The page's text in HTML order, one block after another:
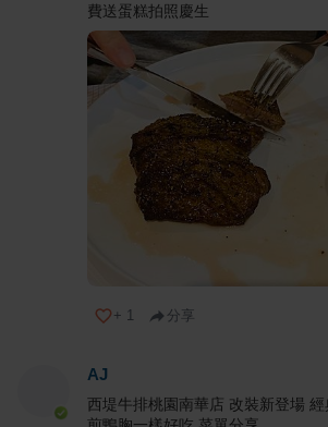
費送蛋糕拍照慶生
+ 1 分享
AJ
西堤牛排桃園南華店 改裝新登場